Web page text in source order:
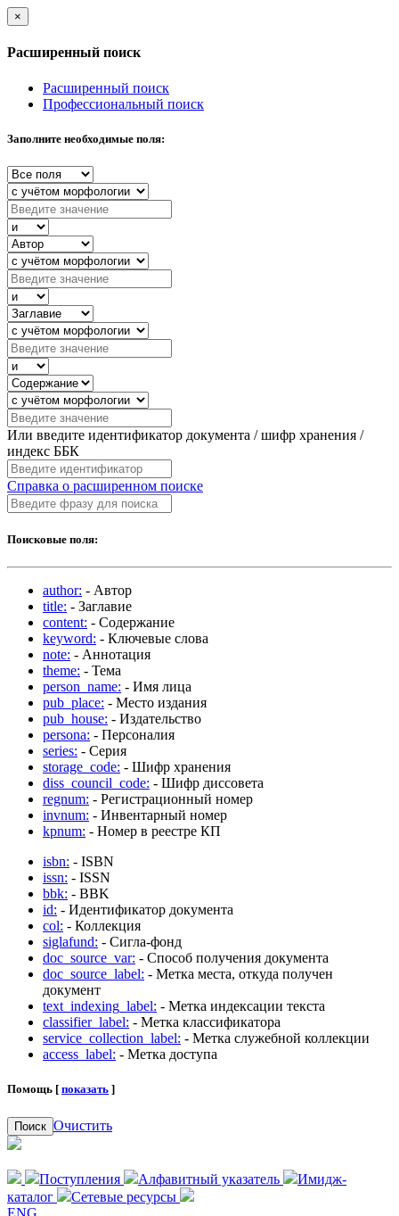
×
Расширенный поиск
Расширенный поиск
Профессиональный поиск
Заполните необходимые поля:
Или введите идентификатор документа / шифр хранения /
индекс ББК
Справка о расширенном поиске
Поисковые поля:
author: - Автор
title: - Заглавие
content: - Содержание
keyword: - Ключевые слова
note: - Аннотация
theme: - Тема
person_name: - Имя лица
pub_place: - Место издания
pub_house: - Издательство
persona: - Персоналия
series: - Серия
storage_code: - Шифр хранения
diss_council_code: - Шифр диссовета
regnum: - Регистрационный номер
invnum: - Инвентарный номер
kpnum: - Номер в реестре КП
isbn: - ISBN
issn: - ISSN
bbk: - BBK
id: - Идентификатор документа
col: - Коллекция
siglafund: - Сигла-фонд
doc_source_var: - Способ получения документа
doc_source_label: - Метка места, откуда получен
документ
text_indexing_label: - Метка индексации текста
classifier_label: - Метка классификатора
service_collection_label: - Метка служебной коллекции
access_label: - Метка доступа
Помощь [ показать ]
Поиск Очистить
Поступления Алфавитный указатель
Имидж-
каталог
Сетевые ресурсы
ENG